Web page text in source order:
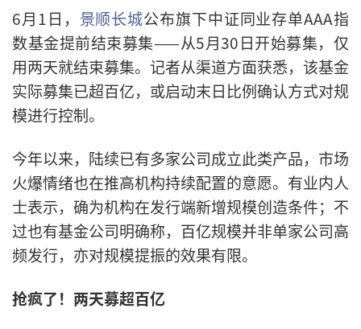
6月1日， 景顺长城公布旗下中证同业存单AAA指
数基金提前结束募集——从5月30日开始募集，仅
用两天就结束募集。记者从渠道方面获悉，该基金
实际募集已超百亿，或启动末日比例确认方式对规
模进行控制。
今年以来，陆续已有多家公司成立此类产品，市场
火爆情绪也在推高机构持续配置的意愿。有业内人
士表示，确为机构在发行端新增规模创造条件；不
过也有基金公司明确称，百亿规模并非单家公司高
频发行，亦对规模提振的效果有限。
抢疯了！两天募超百亿